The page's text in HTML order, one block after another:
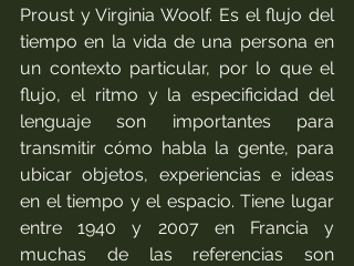
Proust y Virginia Woolf. Es el flujo del
tiempo en la vida de una persona en
un contexto particular, por lo que el
flujo, el ritmo y la especificidad del
lenguaje son importantes para
transmitir cómo habla la gente, para
ubicar objetos, experiencias e ideas
en el tiempo y el espacio. Tiene lugar
entre 1940 y 2007 en Francia y
muchas de las referencias son